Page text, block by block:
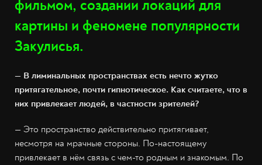
фильмом, создании локаций для
картины и феномене популярности
Закулисья.
— В лиминальных пространствах есть нечто жутко
притягательное, почти гипнотическое. Как считаете, что в
них привлекает людей, в частности зрителей?
— Это пространство действительно притягивает,
несмотря на мрачные стороны. По-настоящему
привлекает в нём связь с чем-то родным и знакомым. По